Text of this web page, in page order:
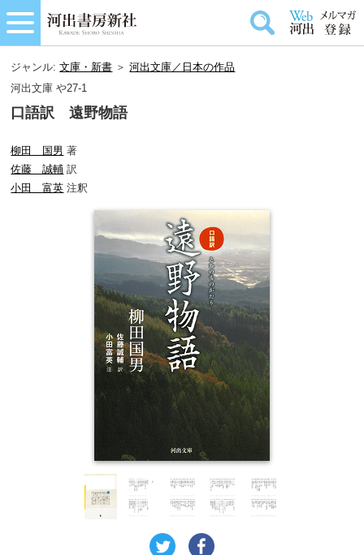
ジャンル:文庫・新書 ＞河出文庫／日本の作品
河出文庫 や27-1
口語訳 遠野物語
柳田 国男 著
佐藤 誠輔 訳
小田 富英 注釈